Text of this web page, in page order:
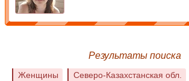
Результаты поиска
Женщины Северо-Казахстанская обл.